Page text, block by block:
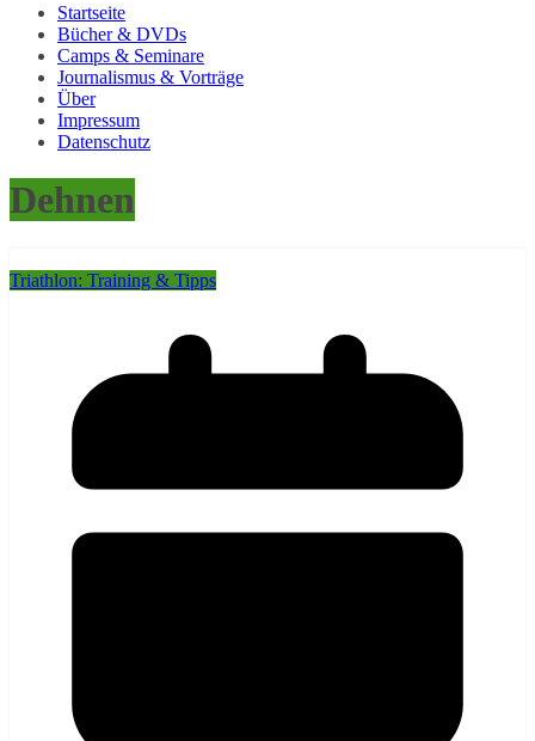
Startseite
Bücher & DVDs
Camps & Seminare
Journalismus & Vorträge
Über
Impressum
Datenschutz
Dehnen
Triathlon: Training & Tipps